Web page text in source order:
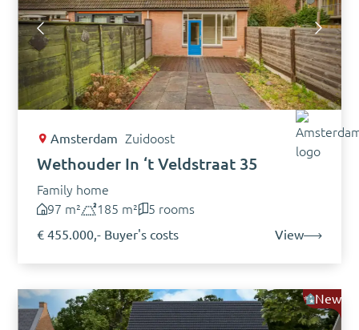
Amsterdam Zuidoost
Wethouder In ‘t Veldstraat 35
Family home
97 m²
185 m²
5 rooms
€ 455.000,- Buyer's costs
View
New